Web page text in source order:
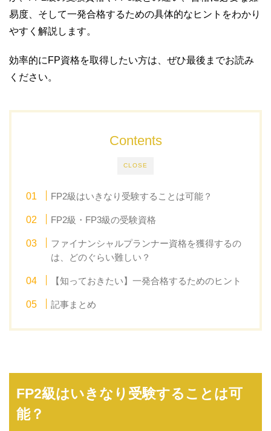
易度、そして一発合格するための具体的なヒントをわかり
やすく解説します。
効率的にFP資格を取得したい方は、ぜひ最後までお読み
ください。
CLOSE
Contents
FP2級はいきなり受験することは可能？
FP2級・FP3級の受験資格
ファイナンシャルプランナー資格を獲得するの
は、どのぐらい難しい？
【知っておきたい】一発合格するためのヒント
記事まとめ
FP2級はいきなり受験することは可
能？